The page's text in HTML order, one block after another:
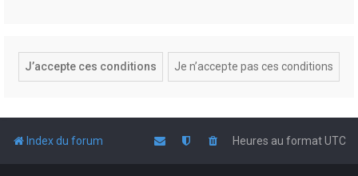
Index du forum Heures au formatUTC